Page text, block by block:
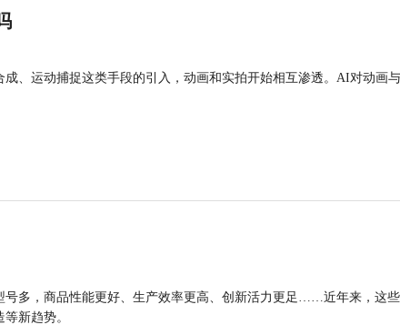
、运动捕捉这类手段的引入，动画和实拍开始相互渗透。AI对动画
号多，商品性能更好、生产效率更高、创新活力更足……近年来，这
新趋势。